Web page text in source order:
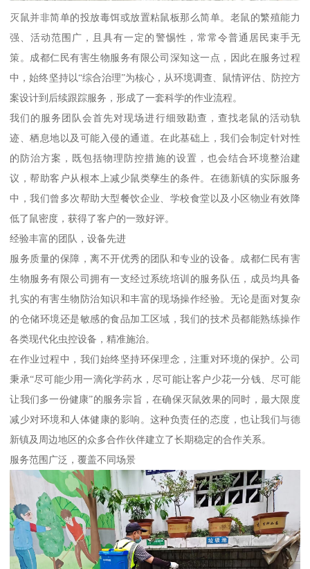
灭鼠并非简单的投放毒饵或放置粘鼠板那么简单。老鼠的繁殖能力
强、活动范围广，且具有一定的警惕性，常常令普通居民束手无
策。成都仁民有害生物服务有限公司深知这一点，因此在服务过程
中，始终坚持以“综合治理”为核心，从环境调查、鼠情评估、防控方
案设计到后续跟踪服务，形成了一套科学的作业流程。
我们的服务团队会首先对现场进行细致勘查，查找老鼠的活动轨
迹、栖息地以及可能入侵的通道。在此基础上，我们会制定针对性
的防治方案，既包括物理防控措施的设置，也会结合环境整治建
议，帮助客户从根本上减少鼠类孳生的条件。在德新镇的实际服务
中，我们曾多次帮助大型餐饮企业、学校食堂以及小区物业有效降
低了鼠密度，获得了客户的一致好评。
经验丰富的团队，设备先进
服务质量的保障，离不开优秀的团队和专业的设备。成都仁民有害
生物服务有限公司拥有一支经过系统培训的服务队伍，成员均具备
扎实的有害生物防治知识和丰富的现场操作经验。无论是面对复杂
的仓储环境还是敏感的食品加工区域，我们的技术员都能熟练操作
各类现代化虫控设备，精准施治。
在作业过程中，我们始终坚持环保理念，注重对环境的保护。公司
秉承“尽可能少用一滴化学药水，尽可能让客户少花一分钱、尽可能
让我们多一份健康”的服务宗旨，在确保灭鼠效果的同时，最大限度
减少对环境和人体健康的影响。这种负责任的态度，也让我们与德
新镇及周边地区的众多合作伙伴建立了长期稳定的合作关系。
服务范围广泛，覆盖不同场景